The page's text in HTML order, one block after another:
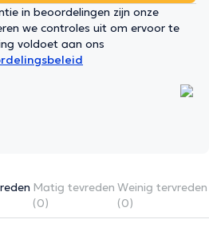
in beoordelingen zijn onze
we controles uit om ervoor te
voldoet aan ons
Matig tevreden
(0)
Weinig tervreden
(0)